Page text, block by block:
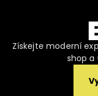
Získejte moderní
shop a